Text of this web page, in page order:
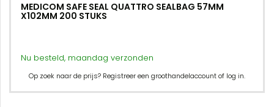
MEDICOM SAFE SEAL QUATTRO SEALBAG 57MM
X102MM 200 STUKS
Nu besteld, maandag verzonden
Op zoek naar de prijs? Registreer een groothandelaccount of log in.